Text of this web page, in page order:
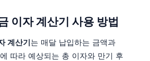
이자 계산기 사용 방법
계산기는 매달 납입하는 금액과
따라 예상되는 총 이자와 만기 후